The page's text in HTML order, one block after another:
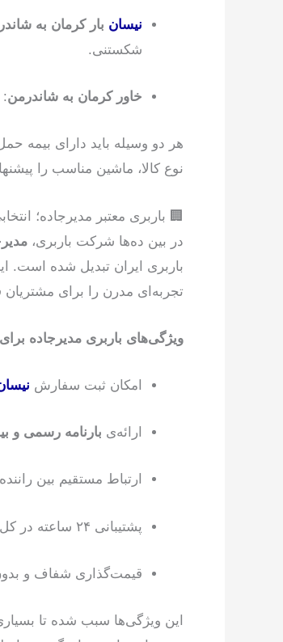
نیسان بار کرمان به
شکستنی.
خاور کرمان به شاندرمن:
هر دو وسیله باید دارای بیمه
نوع کالا، ماشین مناسب را
🏢 باربری معتبر مدیرجاده؛
در بین ده‌ها شرکت باربری،
باربری ایران تبدیل شده است.
تجربه‌ای مدرن را برای
ویژگی‌های باربری مدیرجاده
امکان ثبت سفارش
ارائه‌ی بارنامه رسمی و
ارتباط مستقیم بین
پشتیبانی ۲۴ ساعته در کل مسیر
قیمت‌گذاری شفاف و
این ویژگی‌ها سبب شده تا